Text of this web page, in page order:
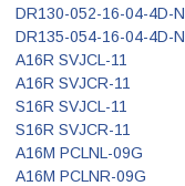
DR130-052-16-04-4D-N
DR135-054-16-04-4D-N
A16R SVJCL-11
A16R SVJCR-11
S16R SVJCL-11
S16R SVJCR-11
A16M PCLNL-09G
A16M PCLNR-09G